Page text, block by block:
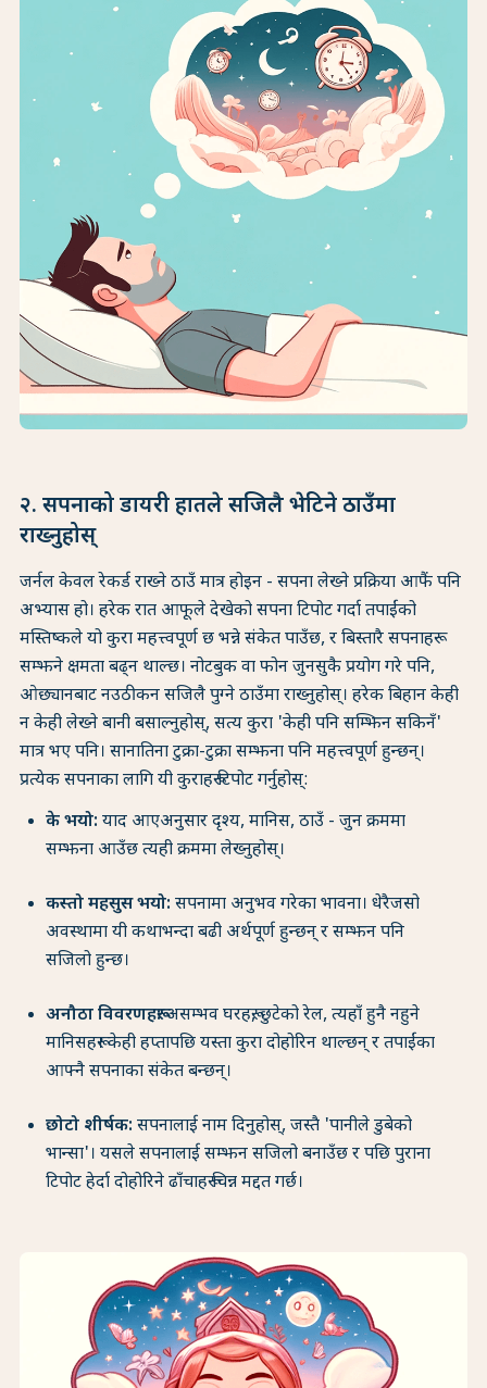
२. सपनाको डायरी हातले सजिलै भेटिने ठाउँमा
राख्नुहोस्
जर्नल केवल रेकर्ड राख्ने ठाउँ मात्र होइन - सपना लेख्ने प्रक्रिया आफैं पनि
अभ्यास हो। हरेक रात आफूले देखेको सपना टिपोट गर्दा तपाईंको
मस्तिष्कले यो कुरा महत्त्वपूर्ण छ भन्ने संकेत पाउँछ, र बिस्तारै सपनाहरू
सम्झने क्षमता बढ्न थाल्छ। नोटबुक वा फोन जुनसुकै प्रयोग गरे पनि,
ओछ्यानबाट नउठीकन सजिलै पुग्ने ठाउँमा राख्नुहोस्। हरेक बिहान केही
न केही लेख्ने बानी बसाल्नुहोस्, सत्य कुरा 'केही पनि सम्झिन सकिनँ'
मात्र भए पनि। सानातिना टुक्रा-टुक्रा सम्झना पनि महत्त्वपूर्ण हुन्छन्।
प्रत्येक सपनाका लागि यी कुराहरू टिपोट गर्नुहोस्:
के भयो: याद आएअनुसार दृश्य, मानिस, ठाउँ - जुन क्रममा
सम्झना आउँछ त्यही क्रममा लेख्नुहोस्।
कस्तो महसुस भयो: सपनामा अनुभव गरेका भावना। धेरैजसो
अवस्थामा यी कथाभन्दा बढी अर्थपूर्ण हुन्छन् र सम्झन पनि
सजिलो हुन्छ।
अनौठा विवरणहरू:असम्भव घरहरू, छुटेको रेल, त्यहाँ हुनै नहुने
मानिसहरू। केही हप्तापछि यस्ता कुरा दोहोरिन थाल्छन् र तपाईंका
आफ्नै सपनाका संकेत बन्छन्।
छोटो शीर्षक: सपनालाई नाम दिनुहोस्, जस्तै 'पानीले डुबेको
भान्सा'। यसले सपनालाई सम्झन सजिलो बनाउँछ र पछि पुराना
टिपोट हेर्दा दोहोरिने ढाँचाहरू चिन्न मद्दत गर्छ।